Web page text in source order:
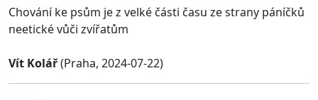
Chování ke psům je z velké části času ze strany páníčků
neetické vůči zvířatům
Vít Kolář(Praha, 2024-07-22)